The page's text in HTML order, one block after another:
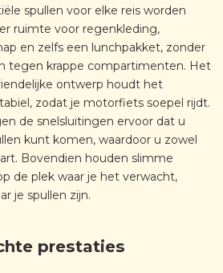
spullen voor elke reis worden
ruimte voor regenkleding,
en zelfs een lunchpakket, zonder
tegen krappe compartimenten. Het
ontwerp houdt het
zodat je motorfiets soepel rijdt.
de snelsluitingen ervoor dat u
kunt komen, waardoor u zowel
Bovendien houden slimme
de plek waar je het verwacht,
je spullen zijn.
prestaties